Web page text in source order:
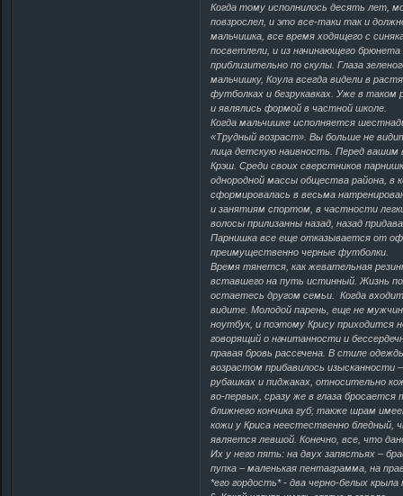
Когда тому исполнилось десять лет,
повзрослел, и это все-таки так и
мальчишка, все время ходящего с
посветлели, и из начинающего
приблизительно по скулы. Глаза
мальчишку, Коула всегда видели в
футболках и безрукавках. Уже в
и являлись формой в частной школе.
Когда мальчишке исполняется
«Трудный возраст». Вы больше не
лица детскую наивность. Перед
Крэш. Среди своих сверстников
однородной массы общества района,
сформировалась в весьма
и занятиям спортом, в частности
волосы прилизанны назад, назад
Парнишка все еще отказывается от
преимущественно черные
Время тянется, как жевательная
вставшего на путь истинный. Жизнь
остаетесь другом семьи. Когда
видите. Молодой парень, еще не
ноутбук, и поэтому Крису приходится
говорящий о начитанности и
правая бровь рассечена. В стиле
возрастом прибавилось
рубашках и пиджаках, относительно
во-первых, сразу же в глаза
ближнего кончика губ; также шрам
кожи у Криса неестественно
является левшой. Конечно, все, что
Их у него пять: на двух запястьях –
пупка – маленькая пентаграмма, на
*его гордость* - два черно-белых